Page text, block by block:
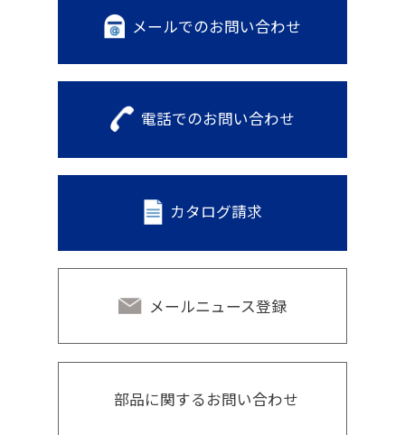
メールでのお問い合わせ
電話でのお問い合わせ
カタログ請求
メールニュース登録
部品に関するお問い合わせ